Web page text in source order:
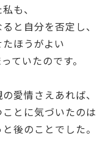
も、
と自分を否定し、
ほうがよい
ていたのです。
愛情さえあれば、
とに気づいたのは
後のことでした。